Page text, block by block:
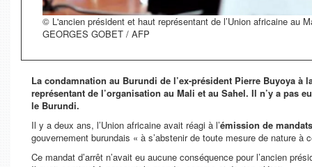
© L'ancien président et haut représentant de l’Union africaine au
GEORGES GOBET / AFP
La condamnation au Burundi de l’ex-président Pierre Buyoya à
représentant de l’organisation au Mali et au Sahel. Il n’y a pas
le Burundi.
Il y a deux ans, l’Union africaine avait réagi à l’émission de
gouvernement burundais « à s’abstenir de toute mesure de nature à
Ce mandat d’arrêt n’avait eu aucune conséquence pour l’ancien